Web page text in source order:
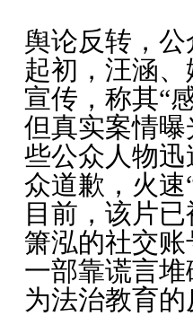
舆论反转，
起初，汪涵
宣传，称其“
但真实案情
些公众人物
众道歉，火速
目前，该片
箫泓的社交
一部靠谎言
为法治教育